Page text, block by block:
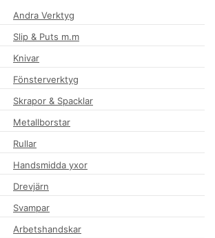
Andra Verktyg
Slip & Puts m.m
Knivar
Fönsterverktyg
Skrapor & Spacklar
Metallborstar
Rullar
Handsmidda yxor
Drevjärn
Svampar
Arbetshandskar